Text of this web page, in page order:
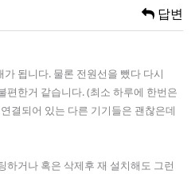
답변
됩니다. 물론 전원선을 뺐다 다시
편한거 같습니다. (최소 하루에 한번은
결되어 있는 다른 기기들은 괜찮은데
하거나 혹은 삭제후 재 설치해도 그런